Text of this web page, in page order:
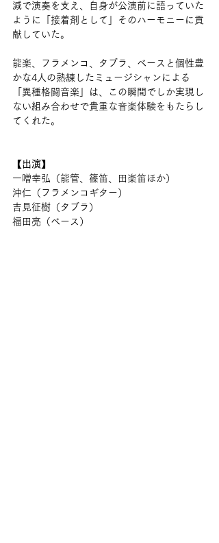
減で演奏を支え、自身が公演前に語っていた
ように「接着剤として」そのハーモニーに貢
献していた。
能楽、フラメンコ、タブラ、ベースと個性豊
かな4人の熟練したミュージシャンによる
「異種格闘音楽」は、この瞬間でしか実現し
ない組み合わせで貴重な音楽体験をもたらし
てくれた。
【出演】
一噌幸弘（能管、篠笛、田楽笛ほか）
沖仁（フラメンコギター）
吉見征樹（タブラ）
福田亮（ベース）